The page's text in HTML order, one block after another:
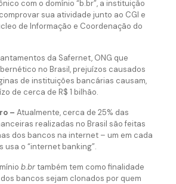
com o domínio “b.br”, a instituição
sua atividade junto ao CGI e
de Informação e Coordenação do
da Safernet, ONG que
no Brasil, prejuízos causados
de instituições bancárias causam,
de cerca de R$ 1 bilhão.
– Atualmente, cerca de 25% das
realizadas no Brasil são feitas
dos bancos na internet – um em cada
o “internet banking”.
b.brtambém tem como finalidade
bancos sejam clonados por quem